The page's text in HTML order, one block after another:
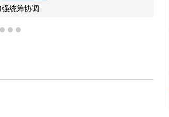
务范畴施政图文包-建设宜居城市1
131415